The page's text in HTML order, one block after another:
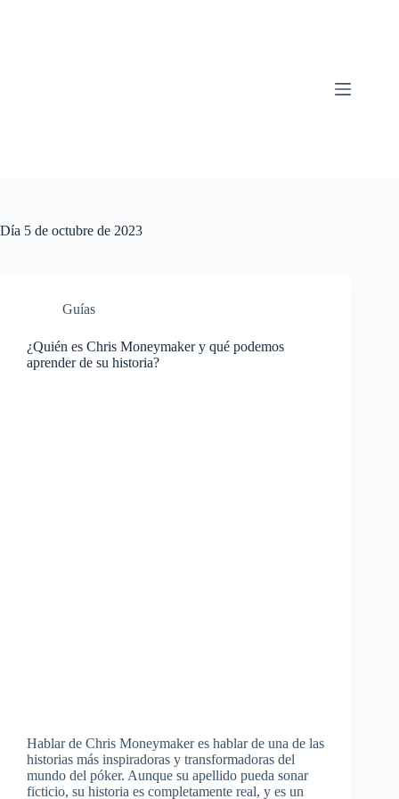
Día 5 de octubre de 2023
Guías
¿Quién es Chris Moneymaker y qué podemos
aprender de su historia?
Hablar de Chris Moneymaker es hablar de una de las
historias más inspiradoras y transformadoras del
mundo del póker. Aunque su apellido pueda sonar
ficticio, su historia es completamente real, y es un